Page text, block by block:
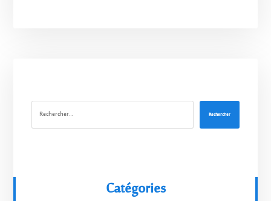
Rechercher
Catégories